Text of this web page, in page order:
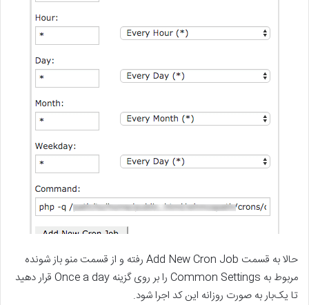
حالا به قسمت Add New Cron Job رفته و از قسمت منو باز شونده
مربوط به Common Settings را بر روی گزینه Once a day قرار دهید
تا یک‌بار به صورت روزانه این کد اجرا شود.